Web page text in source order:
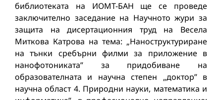
библиотеката на ИОМТ-БАН ще се проведе
заключително заседание на Научното жури за
защита на дисертационния труд на Весела
Миткова Катрова на тема: „Наноструктуриране
на тънки сребърни филми за приложение в
нанофотониката” за придобиване на
образователната и научна степен „доктор” в
научна област 4. Природни науки, математика и